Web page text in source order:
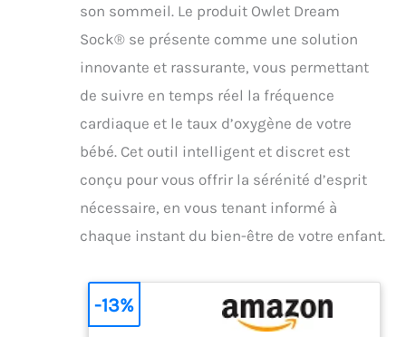
son sommeil. Le produit Owlet Dream
Sock® se présente comme une solution
innovante et rassurante, vous permettant
de suivre en temps réel la fréquence
cardiaque et le taux d’oxygène de votre
bébé. Cet outil intelligent et discret est
conçu pour vous offrir la sérénité d’esprit
nécessaire, en vous tenant informé à
chaque instant du bien-être de votre enfant.
-13%